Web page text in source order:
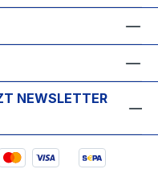
NEWSLETTER